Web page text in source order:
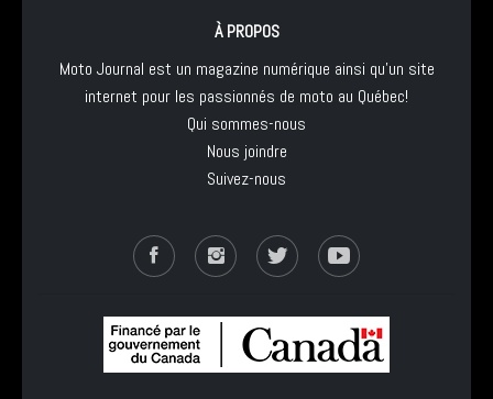
À PROPOS
Moto Journal est un magazine numérique ainsi qu'un site
internet pour les passionnés de moto au Québec!
Qui sommes-nous
Nous joindre
Suivez-nous